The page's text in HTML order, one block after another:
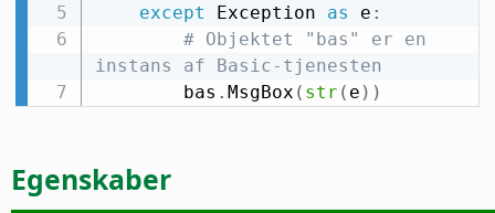
except Exception as e :
# Objektet "bas" er en
instans af Basic-tjenesten
        bas
. MsgBox ( str ( e ) )
Egenskaber